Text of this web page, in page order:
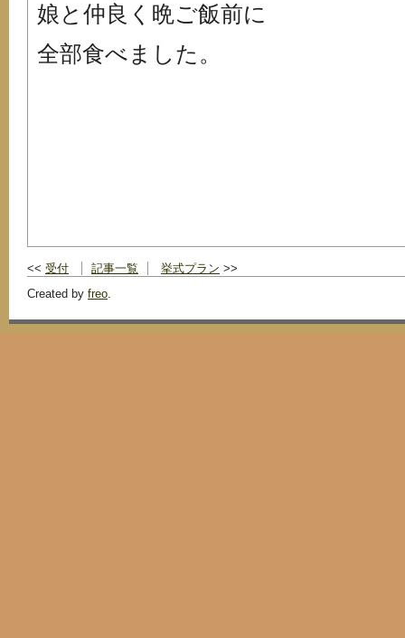
娘と仲良く晩ご飯前に
全部食べました。
受付 記事一覧
挙式プラン
Created by freo.